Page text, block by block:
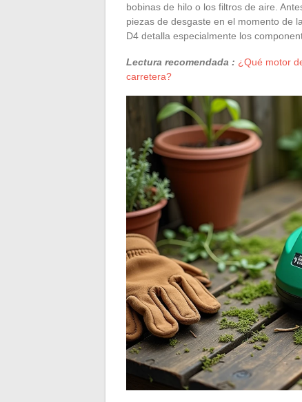
bobinas de hilo o los filtros de aire.
piezas de desgaste en el momento de
D4 detalla especialmente los
Lectura recomendada : ¿Qué motor
carretera?